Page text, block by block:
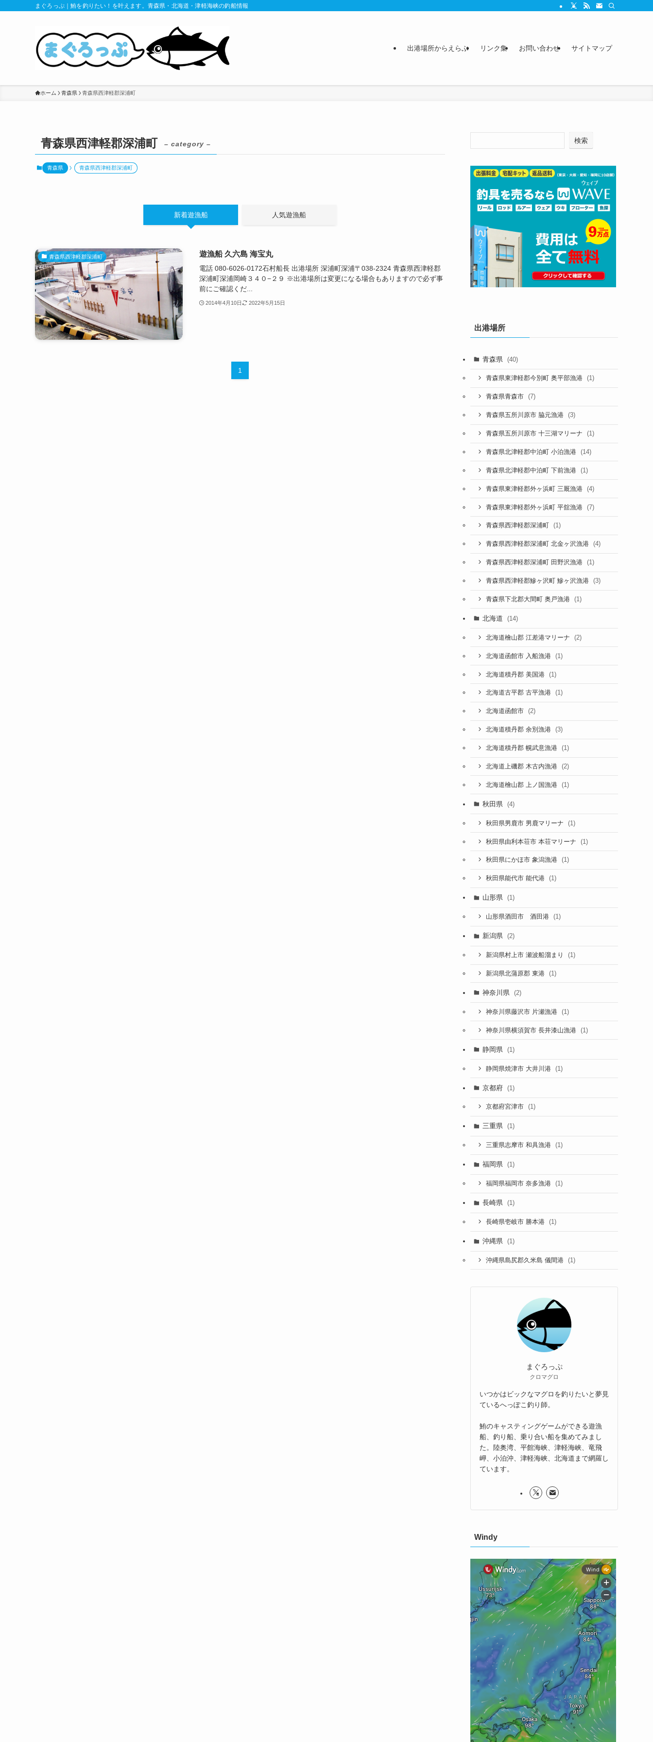
まぐろっぷ｜鮪を釣りたい！を叶えます。青森県・北海道・津軽海峡の釣船情報
出港場所からえらぶ リンク集 お問い合わせ サイトマップ
ホーム 青森県 青森県西津軽郡深浦町
青森県西津軽郡深浦町 – category –
青森県 青森県西津軽郡深浦町
新着遊漁船 人気遊漁船
青森県西津軽郡深浦町 遊漁船 久六島 海宝丸
電話 080-6026-0172石村船長 出港場所 深浦町深浦〒038-2324 青森県西津軽郡
深浦町深浦岡崎３４０−２９ ※出港場所は変更になる場合もありますので必ず事
前にご確認くだ...
2014年4月10日 2022年5月15日
1
検索
出港場所
青森県 (40)
青森県東津軽郡今別町 奥平部漁港 (1)
青森県青森市 (7)
青森県五所川原市 脇元漁港 (3)
青森県五所川原市 十三湖マリーナ (1)
青森県北津軽郡中泊町 小泊漁港 (14)
青森県北津軽郡中泊町 下前漁港 (1)
青森県東津軽郡外ヶ浜町 三厩漁港 (4)
青森県東津軽郡外ヶ浜町 平舘漁港 (7)
青森県西津軽郡深浦町 (1)
青森県西津軽郡深浦町 北金ヶ沢漁港 (4)
青森県西津軽郡深浦町 田野沢漁港 (1)
青森県西津軽郡鰺ヶ沢町 鰺ヶ沢漁港 (3)
青森県下北郡大間町 奥戸漁港 (1)
北海道 (14)
北海道檜山郡 江差港マリーナ (2)
北海道函館市 入船漁港 (1)
北海道積丹郡 美国港 (1)
北海道古平郡 古平漁港 (1)
北海道函館市 (2)
北海道積丹郡 余別漁港 (3)
北海道積丹郡 幌武意漁港 (1)
北海道上磯郡 木古内漁港 (2)
北海道檜山郡 上ノ国漁港 (1)
秋田県 (4)
秋田県男鹿市 男鹿マリーナ (1)
秋田県由利本荘市 本荘マリーナ (1)
秋田県にかほ市 象潟漁港 (1)
秋田県能代市 能代港 (1)
山形県 (1)
山形県酒田市 酒田港 (1)
新潟県 (2)
新潟県村上市 瀬波船溜まり (1)
新潟県北蒲原郡 東港 (1)
神奈川県 (2)
神奈川県藤沢市 片瀬漁港 (1)
神奈川県横須賀市 長井漆山漁港 (1)
静岡県 (1)
静岡県焼津市 大井川港 (1)
京都府 (1)
京都府宮津市 (1)
三重県 (1)
三重県志摩市 和具漁港 (1)
福岡県 (1)
福岡県福岡市 奈多漁港 (1)
長崎県 (1)
長崎県壱岐市 勝本港 (1)
沖縄県 (1)
沖縄県島尻郡久米島 儀間港 (1)
まぐろっぷ
クロマグロ
いつかはビックなマグロを釣りたいと夢見
ているへっぽこ釣り師。
鮪のキャスティングゲームができる遊漁
船、釣り船、乗り合い船を集めてみまし
た。陸奥湾、平館海峡、津軽海峡、竜飛
岬、小泊沖、津軽海峡、北海道まで網羅し
ています。
Windy